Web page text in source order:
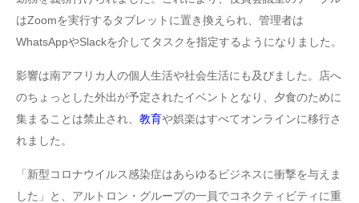
はZoomを実行するタブレットに置き換えられ、管理者は
WhatsAppやSlackを介してタスクを指定するようになりました。
影響は南アフリカ人の個人生活や社会生活にも及びました。店へ
のちょっとした外出が予定されたイベントとなり、夕食のために
集まることは禁止され、 教育や娯楽はすべてオンラインに移行さ
れました。
「新型コロナウイルス感染症はあらゆるビジネスに衝撃を与えま
した」と、アルトロン・グループの一員でコネクティビティに重